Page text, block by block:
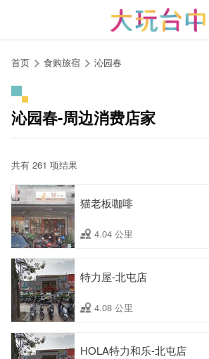
首页 食购旅宿 沁园春
沁园春-周边消费店家
共有 261 项结果
猫老板咖啡
4.04 公里
特力屋-北屯店
4.08 公里
HOLA特力和乐-北屯店